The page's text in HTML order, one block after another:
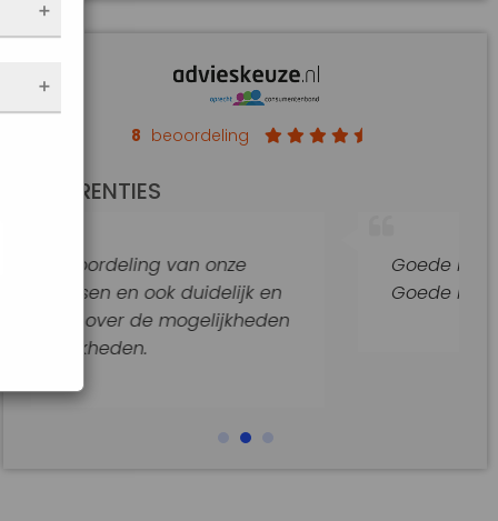
8 beoordeling
REFERENTIES
en
Goede hulp en adviezen.
Goede begeleiding van dit
op